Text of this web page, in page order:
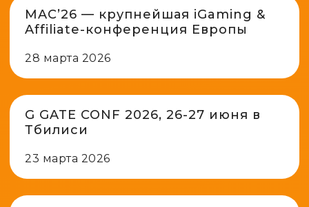
MAC’26 — крупнейшая iGaming &
Affiliate-конференция Европы
28 марта 2026
G GATE CONF 2026, 26-27 июня в
Тбилиси
23 марта 2026